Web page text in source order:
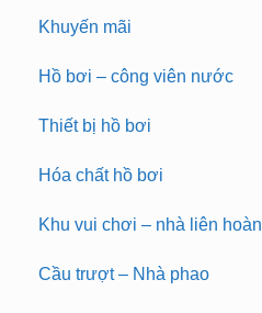
Khuyến mãi
Hồ bơi – công viên nước
Thiết bị hồ bơi
Hóa chất hồ bơi
Khu vui chơi – nhà liên hoàn
Cầu trượt – Nhà phao